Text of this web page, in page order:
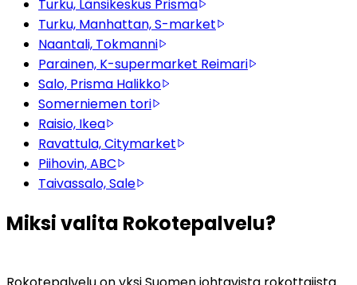
Turku, Länsikeskus Prisma
Turku, Manhattan, S-market
Naantali, Tokmanni
Parainen, K-supermarket Reimari
Salo, Prisma Halikko
Somerniemen tori
Raisio, Ikea
Ravattula, Citymarket
Piihovin, ABC
Taivassalo, Sale
Miksi valita Rokotepalvelu?